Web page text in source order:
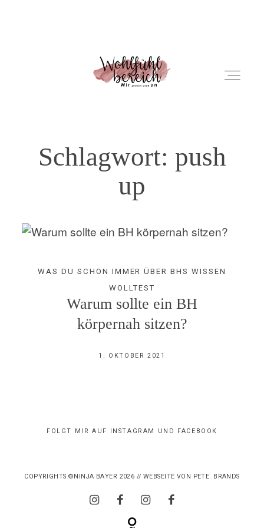
NEWS
PRODUKTE
KONTAKT
IMPRESSUM
Schlagwort: push
up
WAS DU SCHON IMMER ÜBER BHS WISSEN
WOLLTEST
Warum sollte ein BH
körpernah sitzen?
1. OKTOBER 2021
FOLGT MIR AUF INSTAGRAM UND FACEBOOK
COPYRIGHTS ©NINJA BAYER 2026 // WEBSEITE VON PETE. BRANDS